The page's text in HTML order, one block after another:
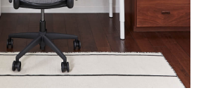
to
YouTube